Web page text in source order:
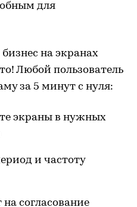
для
на экранах
Любой пользователь
за 5 минут с нуля:
экраны в нужных
и частоту
согласование